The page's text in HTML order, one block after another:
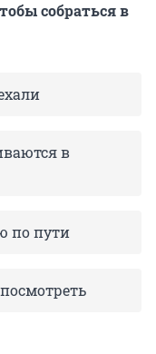
собраться в
в
по пути